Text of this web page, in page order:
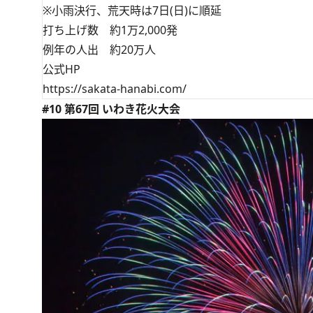
※小雨決行、荒天時は7日(日)に順延
打ち上げ数 約1万2,000発
例年の人出 約20万人
公式HP
https://sakata-hanabi.com/
#10 第67回 いわき花火大会